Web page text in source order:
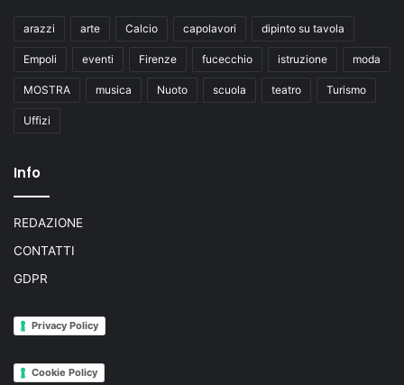
arazzi arte Calcio capolavori dipinto su tavola
Empoli eventi Firenze fucecchio istruzione moda
MOSTRA musica Nuoto scuola teatro Turismo
Uffizi
Info
REDAZIONE
CONTATTI
GDPR
Privacy Policy
Cookie Policy